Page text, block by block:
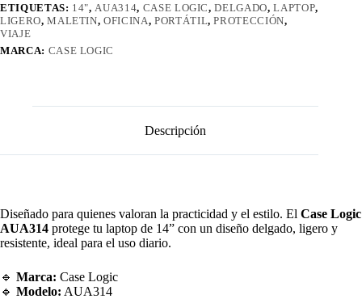
ETIQUETAS: 14", AUA314, CASE LOGIC,DELGADO,LAPTOP,
LIGERO,MALETIN,OFICINA, PORTÁTIL,PROTECCIÓN,
VIAJE
MARCA: CASE LOGIC
Descripción
Diseñado para quienes valoran la practicidad y el estilo. El Case Logic
AUA314 protege tu laptop de 14” con un diseño delgado, ligero y
resistente, ideal para el uso diario.
🔹 Marca: Case Logic
🔹 Modelo: AUA314